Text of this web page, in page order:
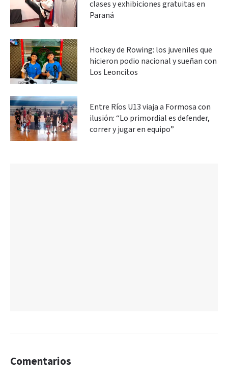
clases y exhibiciones gratuitas en
Paraná
Hockey de Rowing: los juveniles que
hicieron podio nacional y sueñan con
Los Leoncitos
Entre Ríos U13 viaja a Formosa con
ilusión: “Lo primordial es defender,
correr y jugar en equipo”
Comentarios